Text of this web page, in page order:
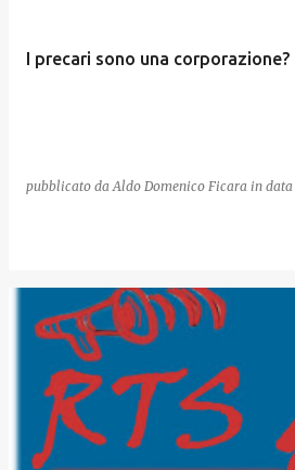
I precari sono una corporazione?
pubblicato da Aldo Domenico Ficara in data